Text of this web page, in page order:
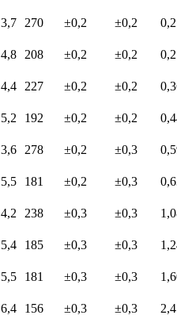
3,7 270 ±0,2 ±0,2
4,8 208 ±0,2 ±0,2
4,4 227 ±0,2 ±0,2
5,2 192 ±0,2 ±0,2
3,6 278 ±0,2 ±0,3
5,5 181 ±0,2 ±0,3
4,2 238 ±0,3 ±0,3
5,4 185 ±0,3 ±0,3
5,5 181 ±0,3 ±0,3
6,4 156 ±0,3 ±0,3